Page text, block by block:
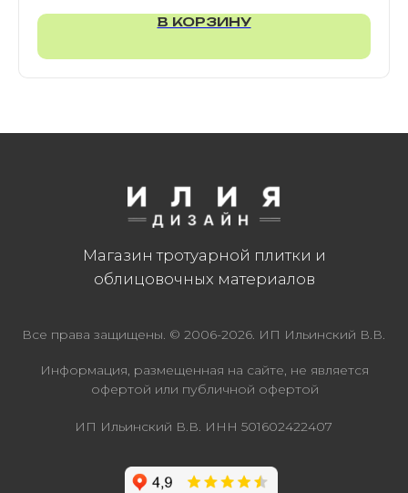
В КОРЗИНУ